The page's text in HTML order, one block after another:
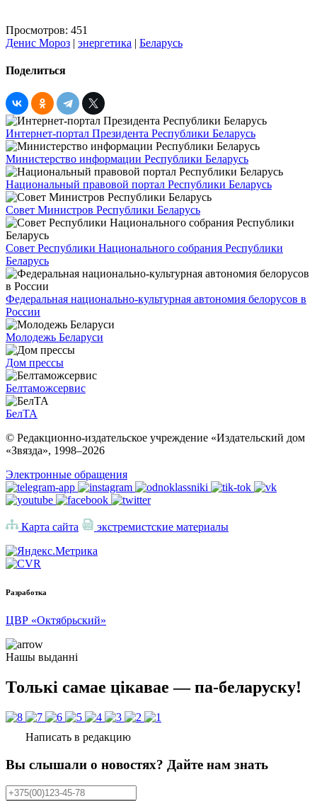
Просмотров: 451
Денис Мороз | энергетика | Беларусь
Поделиться
Интернет-портал Президента Республики Беларусь
Министерство информации Республики Беларусь
Национальный правовой портал Республики Беларусь
Совет Министров Республики Беларусь
Совет Республики Национального собрания Республики
Беларусь
Федеральная национально-культурная автономия белорусов в
России
Молодежь Беларуси
Дом прессы
Белтаможсервис
БелТА
© Редакционно-издательское учреждение «Издательский дом
«Звязда», 1998–2026
Электронные обращения
Карта сайта экстремистские материалы
Разработка
ЦВР «Октябрьский»
Нашы выданні
Толькі самае цікавае — па-беларуску!
Написать в редакцию
Вы слышали о новостях? Дайте нам знать